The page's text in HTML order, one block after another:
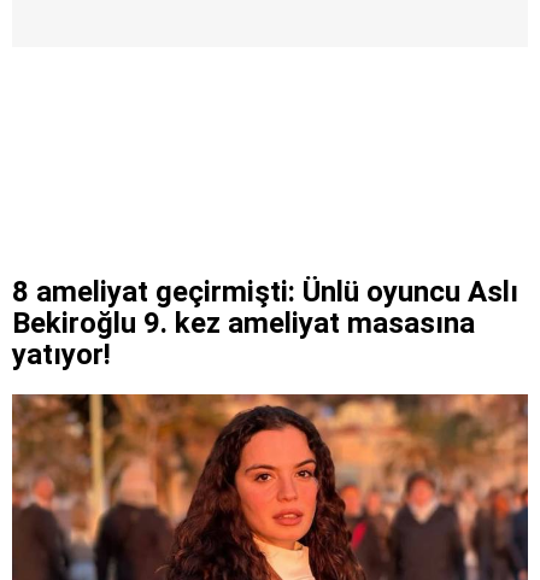
8 ameliyat geçirmişti: Ünlü oyuncu Aslı
Bekiroğlu 9. kez ameliyat masasına
yatıyor!